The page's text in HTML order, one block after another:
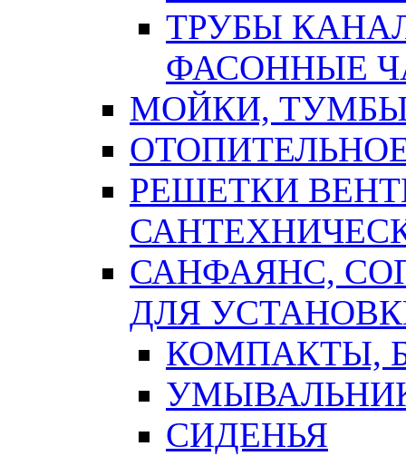
ТРУБЫ
ФАСОННЫЕ
МОЙКИ,
РЕШЕТКИ
САНФАЯНС,
ДЛЯ
КОМПАКТЫ,
СИДЕНЬЯ